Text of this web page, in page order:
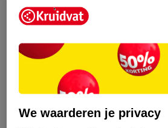
Space Expo 4-12 Jaar
Ticket
Advies door Kruidvat
We waarderen je privacy